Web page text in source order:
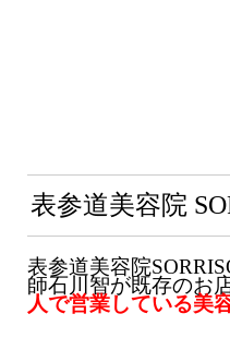
表参道美容院
表参道美容院
師石川智が既存のお
人で営業している美